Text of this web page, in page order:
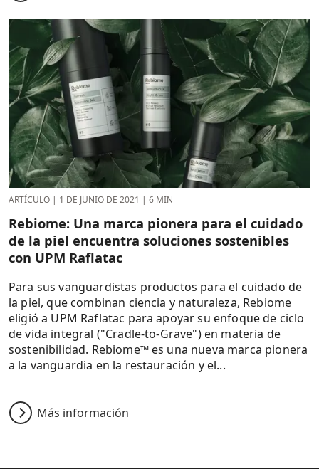
ARTÍCULO | 1 DE JUNIO DE 2021 | 6 MIN
Rebiome: Una marca pionera para el cuidado
de la piel encuentra soluciones sostenibles
con UPM Raflatac
Para sus vanguardistas productos para el cuidado de
la piel, que combinan ciencia y naturaleza, Rebiome
eligió a UPM Raflatac para apoyar su enfoque de ciclo
de vida integral ("Cradle-to-Grave") en materia de
sostenibilidad. Rebiome™ es una nueva marca pionera
a la vanguardia en la restauración y el...
Más información